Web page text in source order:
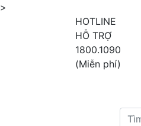
>
HOTLINE
HỖ TRỢ
1800.1090
(Miễn phí)